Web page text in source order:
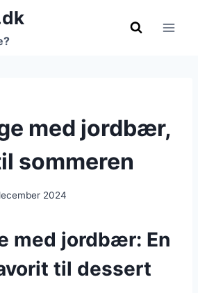
med jordbær,
sommeren
2024
med jordbær: En
til dessert